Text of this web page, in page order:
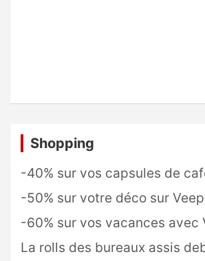
Shopping
-40% sur vos capsules de
-50% sur votre déco sur
-60% sur vos vacances avec
La rolls des bureaux assis